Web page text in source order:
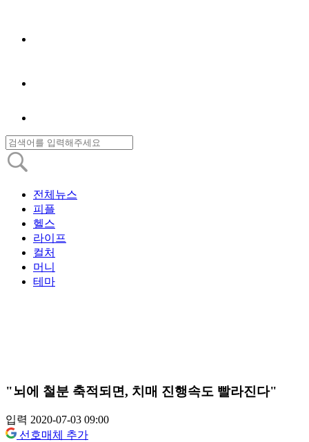
전체뉴스
피플
헬스
라이프
컬처
머니
테마
"뇌에 철분 축적되면, 치매 진행속도 빨라진다"
입력 2020-07-03 09:00
선호매체 추가